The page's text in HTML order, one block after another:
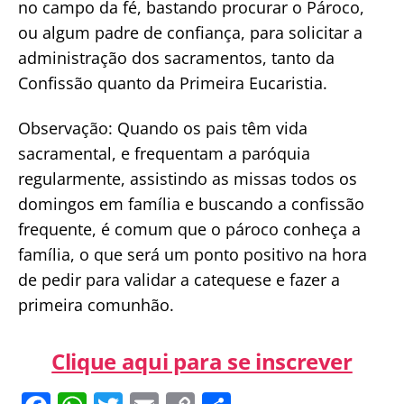
no campo da fé, bastando procurar o Pároco,
ou algum padre de confiança, para solicitar a
administração dos sacramentos, tanto da
Confissão quanto da Primeira Eucaristia.
Observação: Quando os pais têm vida
sacramental, e frequentam a paróquia
regularmente, assistindo as missas todos os
domingos em família e buscando a confissão
frequente, é comum que o pároco conheça a
família, o que será um ponto positivo na hora
de pedir para validar a catequese e fazer a
primeira comunhão.
Clique aqui para se inscrever